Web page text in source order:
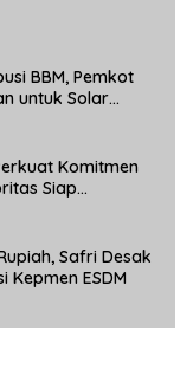
BBM, Pemkot
untuk Solar
Komitmen
Siap
Safri Desak
Kepmen ESDM